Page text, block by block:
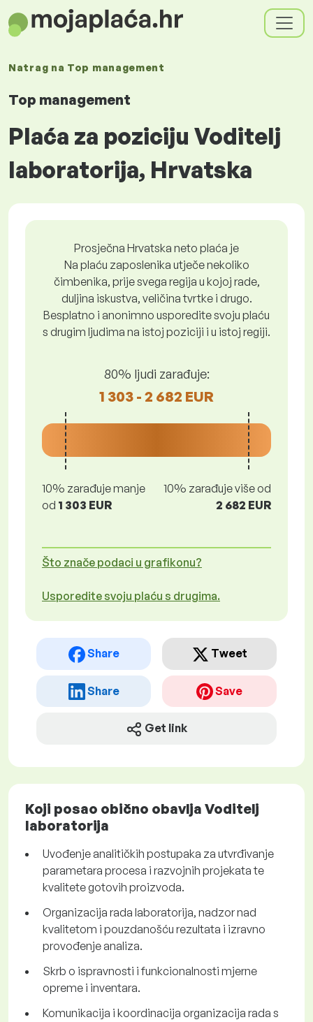
Natrag na Top management
Top management
Plaća za poziciju Voditelj
laboratorija, Hrvatska
Prosječna Hrvatska neto plaća je
Na plaću zaposlenika utječe nekoliko
čimbenika, prije svega regija u kojoj rade,
duljina iskustva, veličina tvrtke i drugo.
Besplatno i anonimno usporedite svoju plaću
s drugim ljudima na istoj poziciji i u istoj regiji.
80% ljudi zarađuje:
1 303 - 2 682 EUR
10% zarađuje manje
od 1 303 EUR
10% zarađuje više od
2 682 EUR
Što znače podaci u grafikonu?
Usporedite svoju plaću s drugima.
Share Tweet
Share Save
Get link
Koji posao obično obavlja Voditelj
laboratorija
Uvođenje analitičkih postupaka za utvrđivanje
parametara procesa i razvojnih projekata te
kvalitete gotovih proizvoda.
Organizacija rada laboratorija, nadzor nad
kvalitetom i pouzdanošću rezultata i izravno
provođenje analiza.
Skrb o ispravnosti i funkcionalnosti mjerne
opreme i inventara.
Komunikacija i koordinacija organizacija rada s